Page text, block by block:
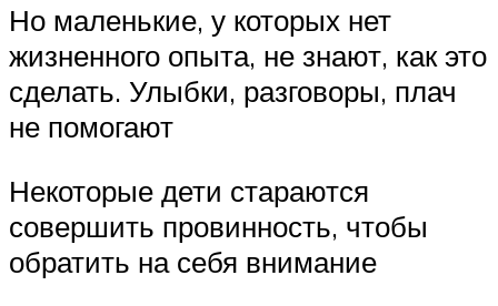
Но маленькие, у которых нет
жизненного опыта, не знают, как это
сделать. Улыбки, разговоры, плач
не помогают
Некоторые дети стараются
совершить провинность, чтобы
обратить на себя внимание